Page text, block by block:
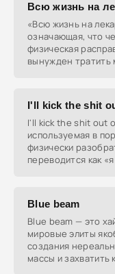
Всю жизнь на
«Всю жизнь на
означающая, что
физическая
вынужден тратить
I'll kick the shit
I'll kick the shit out
используемая в
физически
переводится как
Blue beam
Blue beam — это
мировые элиты
создания
массы и захватить